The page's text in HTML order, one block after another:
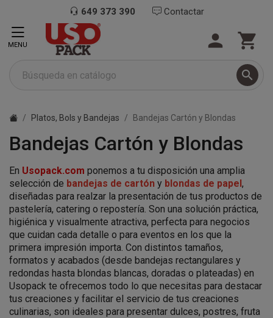
649 373 390 Contactar

 
MENU
Platos, Bols y Bandejas Bandejas Cartón y Blondas
Bandejas Cartón y Blondas
En Usopack.com ponemos a tu disposición una amplia
selección de bandejas de cartón y blondas de papel,
diseñadas para realzar la presentación de tus productos de
pastelería, catering o repostería. Son una solución práctica,
higiénica y visualmente atractiva, perfecta para negocios
que cuidan cada detalle o para eventos en los que la
primera impresión importa. Con distintos tamaños,
formatos y acabados (desde bandejas rectangulares y
redondas hasta blondas blancas, doradas o plateadas) en
Usopack te ofrecemos todo lo que necesitas para destacar
tus creaciones y facilitar el servicio de tus creaciones
culinarias, son ideales para presentar dulces, postres, fruta